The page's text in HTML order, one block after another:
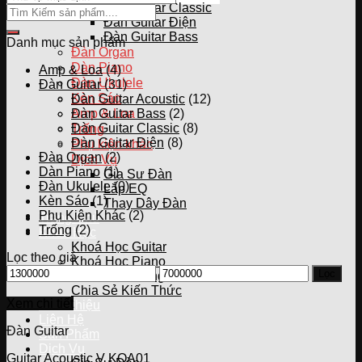
Đàn Guitar Classic
Đàn Guitar Điện
Đàn Guitar Bass
Đàn Organ
Dàn Piano
Đàn Ukulele
Kèn Sáo
Amp & Loa
Trống
Phụ kiện khác
Dịch Vụ
Gia Sư Đàn
Lắp EQ
Thay Dây Đàn
Trang Chủ
Khoá Học
Khoá Học Guitar
Khoá Học Piano
Khoá Học Trống
Chia Sẻ Kiến Thức
Giới Thiệu
Sản Phẩm
Danh mục sản phẩm
Amp & Loa (4)
Đàn Guitar (31)
Đàn Guitar Acoustic (12)
Đàn Guitar Bass (2)
Đàn Guitar Classic (8)
Đàn Guitar Điện (8)
Đàn Organ (2)
Dàn Piano (1)
Đàn Ukulele (0)
Kèn Sáo (1)
Phụ Kiện Khác (2)
Trống (2)
Lọc theo giá
Giá
thấp
nhất
Giá
cao
nhất
Đàn Guitar
Guitar Acoustic V KOA01